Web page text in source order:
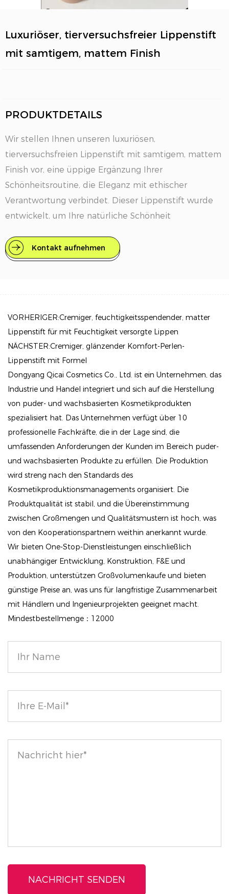
Luxuriöser, tierversuchsfreier Lippenstift
mit samtigem, mattem Finish
PRODUKTDETAILS
Wir stellen Ihnen unseren luxuriösen,
tierversuchsfreien Lippenstift mit samtigem, mattem
Finish vor, eine üppige Ergänzung Ihrer
Schönheitsroutine, die Eleganz mit ethischer
Verantwortung verbindet. Dieser Lippenstift wurde
entwickelt, um Ihre natürliche Schönheit
mattes Finish, ohne Kompromisse beim Komfort
oder der Feuchtigkeitsversorgung einzugehen.
den idealen Nude-Pink-Ton, der mit den natürlichen
Untertönen Ihrer Lippen harmoniert und einen
makellosen und raffinierten Look für jeden Anlass
kreiert.
Feuchtigkeit und Komfort: Unsere einzigartige
Formel spendet intensive Feuchtigkeit und sorgt
dafür, dass Ihre Lippen den ganzen Tag über weich
Finish ohne die Trockenheit, die oft mit
herkömmlichen Lippenstiften verbunden ist.
Sanfte Pflege: Dieser Lippenstift ist mit nährenden
Inhaltsstoffen angereichert und verschönert Ihre
Lippen nicht nur, sondern pflegt sie auch und sorgt
für eine beruhigende Anwendung, die sich luxuriös
Ethisch hergestellt: Nehmen Sie Schönheit mit
Gewissen an. Unser Engagement für
Tierversuchsfreiheit bedeutet, dass Sie unsere
hochwertigen Produkte genießen können, ohne Ihre
Werte zu gefährden.
Samtig-mattes Finish: Erzielen Sie einen schicken
matten Look, der sich leicht und glatt auf Ihren
Lippen anfühlt und sich sowohl für den Alltag als
Gönnen Sie sich einen Lippenstift, der nicht nur Ihre
Schönheit unterstreicht, sondern auch Ihren
ethischen Standards entspricht. Erleben Sie noch
heute den Luxus unseres Velvety Matte Finish
Kontakt aufnehmen
VORHERIGER:Cremiger, feuchtigkeitsspendender, matter
Lippenstift für mit Feuchtigkeit versorgte Lippen
NÄCHSTER:Cremiger, glänzender Komfort-Perlen-
Lippenstift mit Formel
Dongyang Qicai Cosmetics Co., Ltd. ist ein Unternehmen, das
Industrie und Handel integriert und sich auf die Herstellung
von puder- und wachsbasierten Kosmetikprodukten
spezialisiert hat. Das Unternehmen verfügt über 10
professionelle Fachkräfte, die in der Lage sind, die
umfassenden Anforderungen der Kunden im Bereich puder-
und wachsbasierten Produkte zu erfüllen. Die Produktion
wird streng nach den Standards des
Kosmetikproduktionsmanagements organisiert. Die
Produktqualität ist stabil, und die Übereinstimmung
zwischen Großmengen und Qualitätsmustern ist hoch, was
von den Kooperationspartnern weithin anerkannt wurde.
Wir bieten One-Stop-Dienstleistungen einschließlich
unabhängiger Entwicklung, Konstruktion, F&E und
Produktion, unterstützen Großvolumenkaufe und bieten
günstige Preise an, was uns für langfristige Zusammenarbeit
mit Händlern und Ingenieurprojekten geeignet macht.
Mindestbestellmenge：12000